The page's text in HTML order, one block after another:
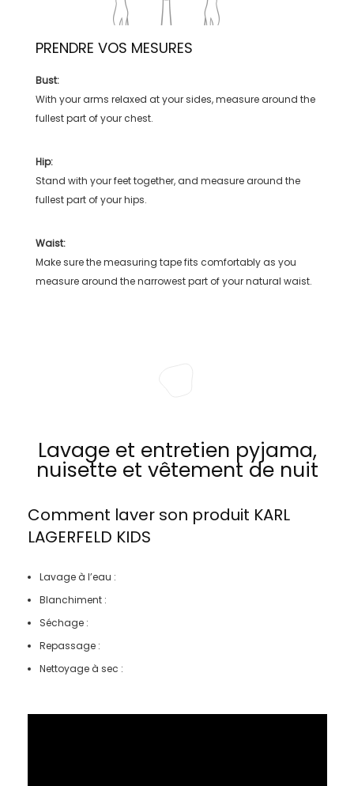
PRENDRE VOS MESURES
Bust:
With your arms relaxed at your sides, measure around the
fullest part of your chest.
Hip:
Stand with your feet together, and measure around the
fullest part of your hips.
Waist:
Make sure the measuring tape fits comfortably as you
measure around the narrowest part of your natural waist.
Lavage et entretien pyjama,
nuisette et vêtement de nuit
Comment laver son produit KARL
LAGERFELD KIDS
Lavage à l’eau :
Blanchiment :
Séchage :
Repassage :
Nettoyage à sec :